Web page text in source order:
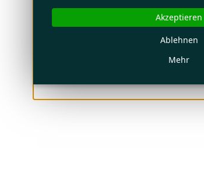
Mehr
Ablehnen
Akzeptieren